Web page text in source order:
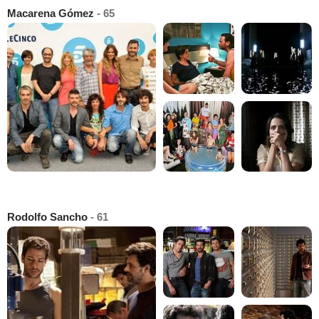
Macarena Gómez - 65
Rodolfo Sancho - 61